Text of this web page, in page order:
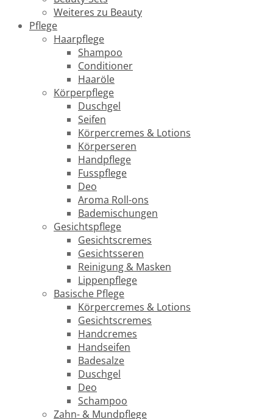
Weiteres zu Beauty
Pflege
Haarpflege
Shampoo
Conditioner
Haaröle
Körperpflege
Duschgel
Seifen
Körpercremes & Lotions
Körperseren
Handpflege
Fusspflege
Deo
Aroma Roll-ons
Bademischungen
Gesichtspflege
Gesichtscremes
Gesichtsseren
Reinigung & Masken
Lippenpflege
Basische Pflege
Körpercremes & Lotions
Gesichtscremes
Handcremes
Handseifen
Badesalze
Duschgel
Deo
Schampoo
Zahn- & Mundpflege